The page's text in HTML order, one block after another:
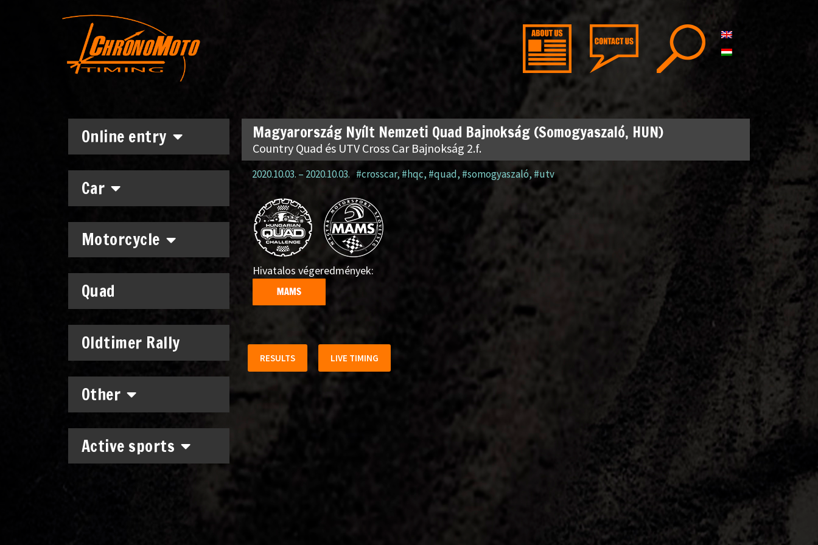
Online entry
Car
Motorcycle
Quad
Oldtimer Rally
Other
Active sports
Magyarország Nyílt Nemzeti Quad Bajnokság (Somogyaszaló, HUN)
Country Quad és UTV Cross Car Bajnokság 2.f.
2020.10.03. – 2020.10.03. #crosscar, #hqc, #quad, #somogyaszaló, #utv
Hivatalos végeredmények:
RESULTS LIVE TIMING